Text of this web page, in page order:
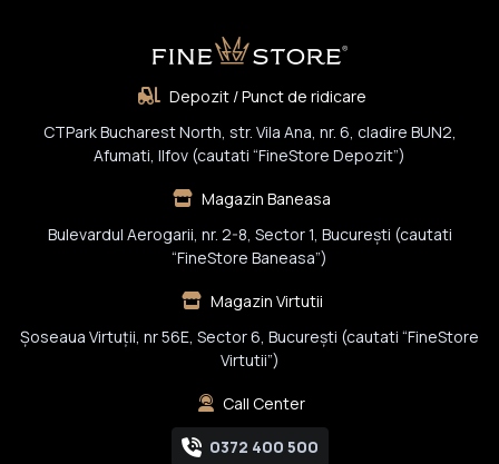
Depozit / Punct de ridicare
CTPark Bucharest North, str. Vila Ana, nr. 6, cladire BUN2,
Afumati, Ilfov (cautati “FineStore Depozit”)
Magazin Baneasa
Bulevardul Aerogarii, nr. 2-8, Sector 1, Bucureşti (cautati
“FineStore Baneasa”)
Magazin Virtutii
Șoseaua Virtuții, nr 56E, Sector 6, București (cautati “FineStore
Virtutii”)
Call Center
0372 400 500